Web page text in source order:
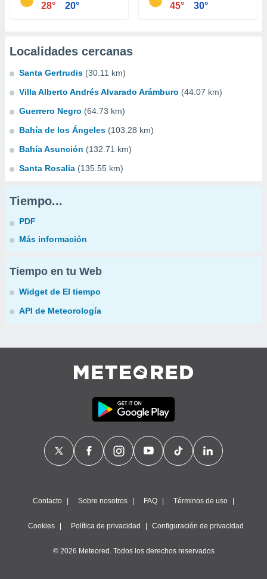
28° 20° 45° 30°
Localidades cercanas
Santa Gertrudis (30.11 km)
Villa Alberto Andrés Alvarado Arámburo (44.07 km)
Guerrero Negro (64.73 km)
Bahía de los Ángeles (103.28 km)
Bahía Asunción (132.71 km)
Santa Rosalia (135.55 km)
Tiempo...
PDF
Más información
Tiempo en tu Web
Widget de El tiempo
API de Meteorología
Contacto Sobre nosotros FAQ Términos de uso
Cookies Política de privacidad Configuración de privacidad
© 2026 Meteored. Todos los derechos reservados